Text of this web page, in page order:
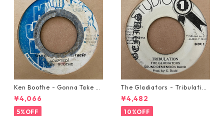
Ken Boothe - Gonna Take A
Miracle【7-21362】
¥4,066
5%OFF
The Gladiators - Tribulation
【7-21365】
¥4,482
10%OFF